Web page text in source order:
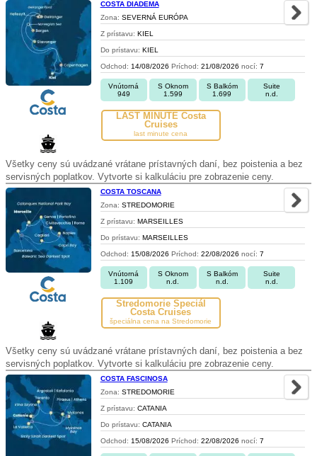
COSTA DIADEMA
Zona: SEVERNÁ EURÓPA
Z prístavu: KIEL
Do prístavu: KIEL
Odchod: 14/08/2026 Príchod: 21/08/2026 nocí: 7
Vnútorná
949
S Oknom
1.599
S Balkóm
1.699
Suite
n.d.
LAST MINUTE Costa
Cruises
last minute cena
Všetky ceny sú uvádzané vrátane prístavných daní, bez poistenia a bez
servisných poplatkov. Vytvorte si kalkuláciu pre zobrazenie ceny.
COSTA TOSCANA
Zona: STREDOMORIE
Z prístavu: MARSEILLES
Do prístavu: MARSEILLES
Odchod: 15/08/2026 Príchod: 22/08/2026 nocí: 7
Vnútorná
1.109
S Oknom
n.d.
S Balkóm
n.d.
Suite
n.d.
Stredomorie Špeciál
Costa Cruises
špeciálna cena na Stredomorie
Všetky ceny sú uvádzané vrátane prístavných daní, bez poistenia a bez
servisných poplatkov. Vytvorte si kalkuláciu pre zobrazenie ceny.
COSTA FASCINOSA
Zona: STREDOMORIE
Z prístavu: CATANIA
Do prístavu: CATANIA
Odchod: 15/08/2026 Príchod: 22/08/2026 nocí: 7